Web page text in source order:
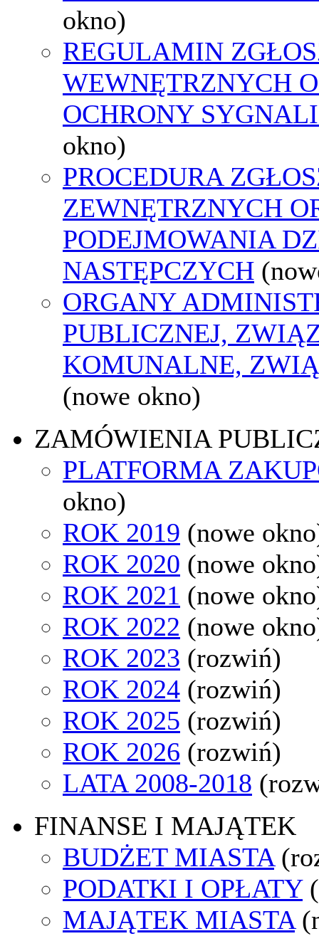
okno)
REGULAMIN
WEWNĘTRZNYCH
OCHRONY
okno)
PROCEDURA
ZEWNĘTRZNYCH
PODEJMOWANIA
NASTĘPCZYCH
ORGANY
PUBLICZNEJ,
KOMUNALNE,
(nowe okno)
ZAMÓWIENIA
PLATFORMA
okno)
ROK 2019 (nowe
ROK 2020 (nowe
ROK 2021 (nowe
ROK 2022 (nowe
ROK 2023 (rozwiń)
ROK 2024 (rozwiń)
ROK 2025 (rozwiń)
ROK 2026 (rozwiń)
LATA 2008-2018
FINANSE I MAJĄTEK
BUDŻET MIASTA
PODATKI I OPŁATY
MAJĄTEK MIASTA